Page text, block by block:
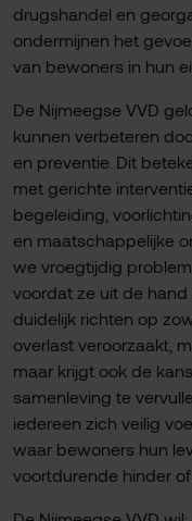
drugshandel en
ondermijnen het
van bewoners in hun
De Nijmeegse VVD
kunnen verbeteren
en preventie. Dit
met gerichte
begeleiding,
en maatschappelijke
we vroegtijdig
voordat ze uit de
duidelijk richten op
overlast veroorzaakt,
maar krijgt ook de
samenleving te
iedereen zich veilig
waar bewoners hun
voortdurende hinder of